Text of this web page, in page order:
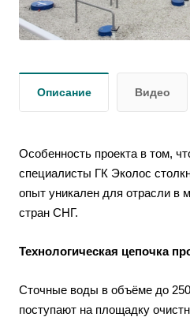
Описание Видео
Особенность проекта в том,
специалисты ГК Эколос
опыт уникален для отрасли в
стран СНГ.
Технологическая цепочка
Сточные воды в объёме до
поступают на площадку